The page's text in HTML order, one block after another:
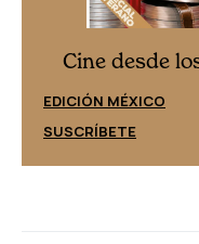
Cine desde
EDICIÓN MÉXICO
SUSCRÍBETE